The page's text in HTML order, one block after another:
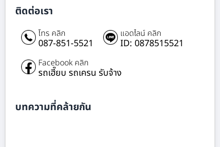
ติดต่อเรา
โทร คลิก
087-851-5521
แอดไลน์ คลิก
ID: 0878515521
Facebook คลิก
รถเฮี๊ยบ รถเครน รับจ้าง
บทความที่คล้ายกัน